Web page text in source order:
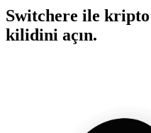
Switchere ile
kilidini açın.